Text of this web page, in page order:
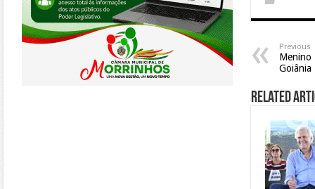
Previous
Menino
Goiânia
Related